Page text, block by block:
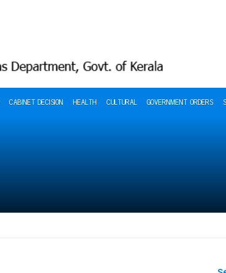
CABINET DECISION HEALTH CULTURAL GOVERNMENT ORDERS